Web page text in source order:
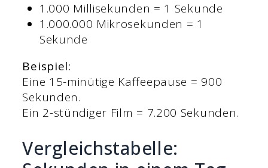
1.000 Millisekunden = 1 Sekunde
1.000.000 Mikrosekunden = 1
Sekunde
Beispiel:
Eine 15-minütige Kaffeepause = 900
Sekunden.
Ein 2-stündiger Film = 7.200 Sekunden.
Vergleichstabelle: